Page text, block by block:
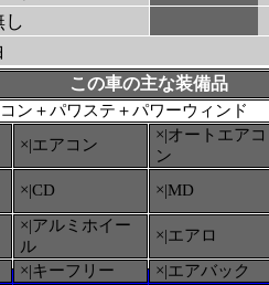
し
この車の主な装備品
ン＋パワステ＋パワーウィンド
×|エアコン
×|オートエアコ
ン
×|CD ×|MD
×|アルミホイー
ル
×|エアロ
×|キーフリー
×|エアバック